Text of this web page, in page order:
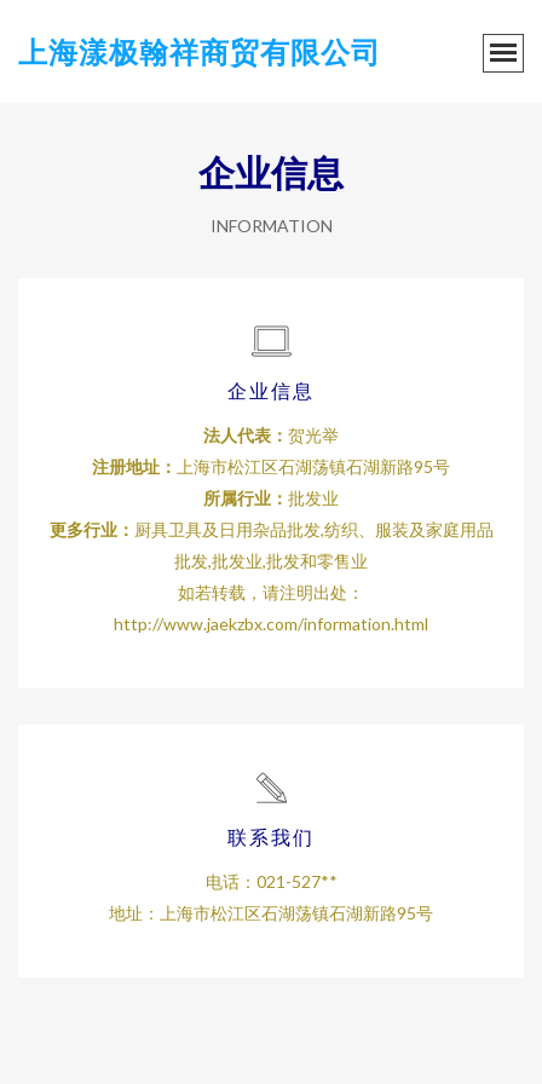
上海漾极翰祥商贸有限公司
企业信息
INFORMATION
企业信息
法人代表： 贺光举
注册地址：
上海市松江区石湖荡镇石湖新路95号
所属行业： 批发业
更多行业： 厨具卫具及日用杂品批发,纺织、服装及家庭用品
批发,批发业,批发和零售业
如若转载，请注明出处：
http://www.jaekzbx.com/information.html
联系我们
电话：021-527**
地址：上海市松江区石湖荡镇石湖新路95号